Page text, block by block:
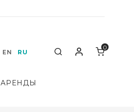
EN RU Search Мой аккаунт
0